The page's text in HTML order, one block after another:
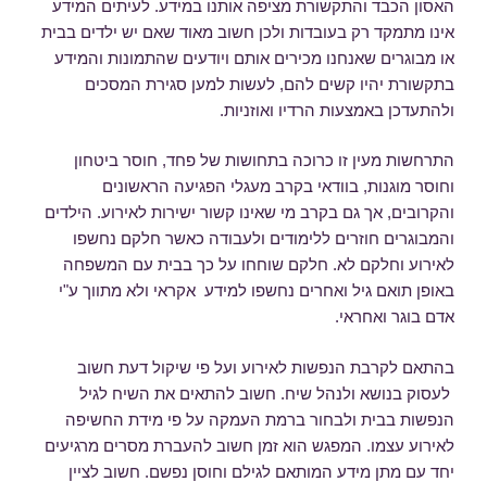
האסון הכבד והתקשורת מציפה אותנו במידע. לעיתים המידע
אינו מתמקד רק בעובדות ולכן חשוב מאוד שאם יש ילדים בבית
או מבוגרים שאנחנו מכירים אותם ויודעים שהתמונות והמידע
בתקשורת יהיו קשים להם, לעשות למען סגירת המסכים
ולהתעדכן באמצעות הרדיו ואוזניות.
התרחשות מעין זו כרוכה בתחושות של פחד, חוסר ביטחון
וחוסר מוגנות, בוודאי בקרב מעגלי הפגיעה הראשונים
והקרובים, אך גם בקרב מי שאינו קשור ישירות לאירוע. הילדים
והמבוגרים חוזרים ללימודים ולעבודה כאשר חלקם נחשפו
לאירוע וחלקם לא. חלקם שוחחו על כך בבית עם המשפחה
באופן תואם גיל ואחרים נחשפו למידע אקראי ולא מתווך ע"י
אדם בוגר ואחראי.
בהתאם לקרבת הנפשות לאירוע ועל פי שיקול דעת חשוב
לעסוק בנושא ולנהל שיח. חשוב להתאים את השיח לגיל
הנפשות בבית ולבחור ברמת העמקה על פי מידת החשיפה
לאירוע עצמו. המפגש הוא זמן חשוב להעברת מסרים מרגיעים
יחד עם מתן מידע המותאם לגילם וחוסן נפשם. חשוב לציין